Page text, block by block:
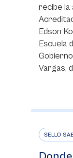
recibe la
Edson
Escuela
Vargas,
SELLO